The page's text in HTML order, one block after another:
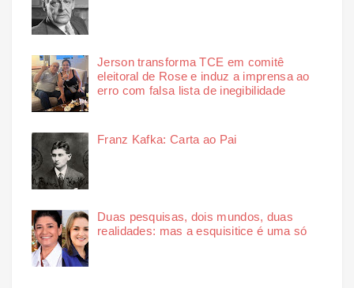
Jerson transforma TCE em comitê
eleitoral de Rose e induz a imprensa ao
erro com falsa lista de inegibilidade
Franz Kafka: Carta ao Pai
Duas pesquisas, dois mundos, duas
realidades: mas a esquisitice é uma só